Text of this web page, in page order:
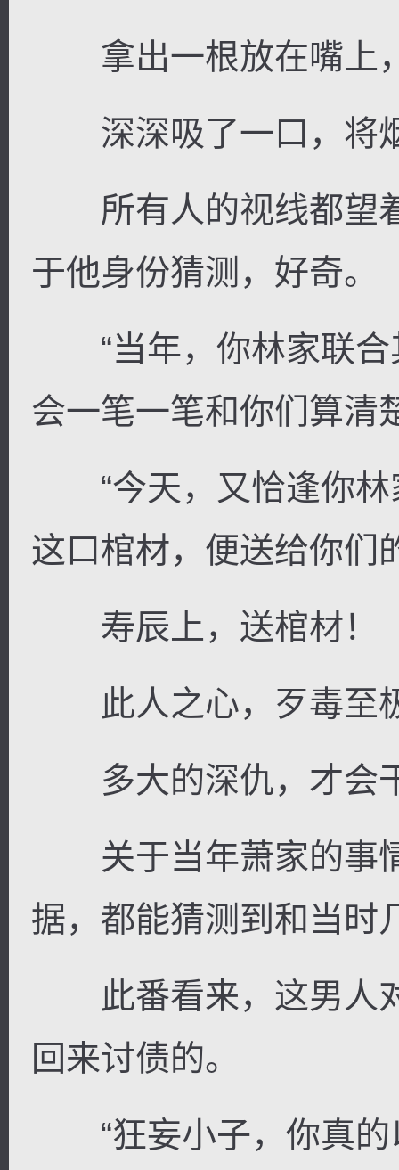
拿出一根放在嘴上
深深吸了一口，将
所有人的视线都望
于他身份猜测，好奇。
“当年，你林家联合
会一笔一笔和你们算清
“今天，又恰逢你林
这口棺材，便送给你们
寿辰上，送棺材！
此人之心，歹毒至
多大的深仇，才会
关于当年萧家的事
据，都能猜测到和当时
此番看来，这男人
回来讨债的。
“狂妄小子，你真的